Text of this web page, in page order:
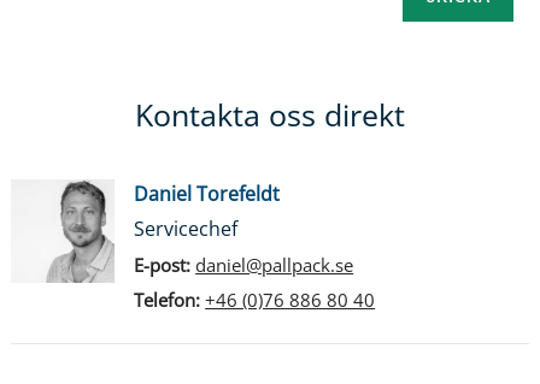
Kontakta oss direkt
Daniel Torefeldt
Servicechef
E-post: daniel@pallpack.se
Telefon: +46 (0)76 886 80 40